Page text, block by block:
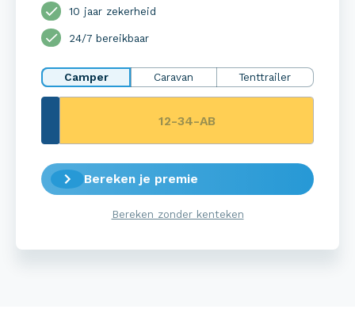
10 jaar zekerheid
24/7 bereikbaar
Camper Caravan Tenttrailer
Bereken je premie
Bereken zonder kenteken